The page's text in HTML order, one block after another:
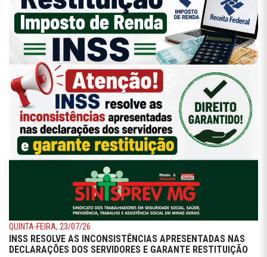
QUINTA-FEIRA, 23/07/26
INSS RESOLVE AS INCONSISTÊNCIAS APRESENTADAS NAS
DECLARAÇÕES DOS SERVIDORES E GARANTE RESTITUIÇÃO